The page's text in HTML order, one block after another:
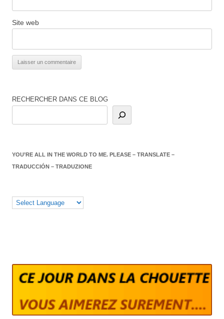
Site web
RECHERCHER DANS CE BLOG
YOU’RE ALL IN THE WORLD TO ME. PLEASE – TRANSLATE –
TRADUCCIÓN – TRADUZIONE